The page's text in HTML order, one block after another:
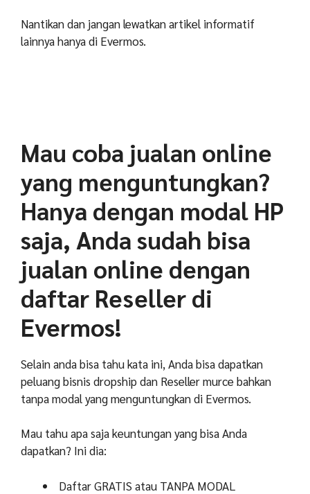
Nantikan dan jangan lewatkan artikel informatif
lainnya hanya di Evermos.
Mau coba jualan online
yang menguntungkan?
Hanya dengan modal HP
saja, Anda sudah bisa
jualan online dengan
daftar Reseller di
Evermos!
Selain anda bisa tahu kata ini, Anda bisa dapatkan
peluang bisnis dropship dan Reseller murce bahkan
tanpa modal yang menguntungkan di Evermos.
Mau tahu apa saja keuntungan yang bisa Anda
dapatkan? Ini dia:
Daftar GRATIS atau TANPA MODAL